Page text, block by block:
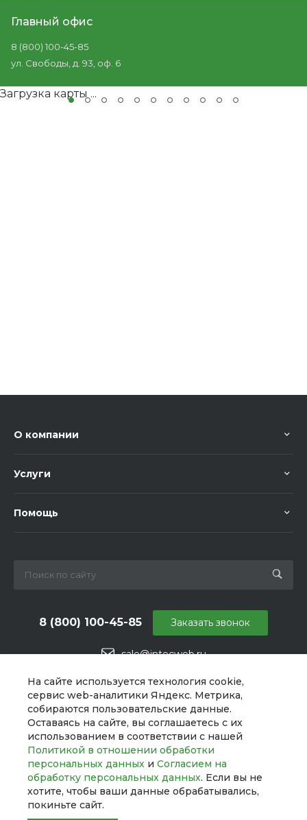
На сайте используется технология cookie,
сервис web-аналитики Яндекс. Метрика,
собираются пользовательские данные.
Оставаясь на сайте, вы соглашаетесь с их
использованием в соответствии с нашей
Политикой в отношении обработки
персональных данных и Согласием на
обработку персональных данных. Если вы не
хотите, чтобы ваши данные обрабатывались,
покиньте сайт.
Главный офис
8 (800) 100-45-85
ул. Свободы, д. 93, оф. 6
Загрузка карты ...
О компании
Услуги
Помощь
sale@intecweb.ru
8 (800) 100-45-85
г. Челябинск, ул. Свободы, д. 93, оф. 6
Заказать звонок